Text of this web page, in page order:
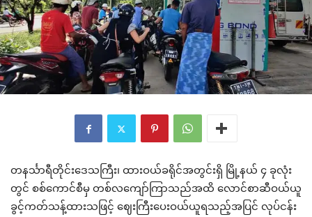
တနင်္သာရီတိုင်းဒေသကြီး၊ ထားဝယ်ခရိုင်အတွင်းရှိ မြို့နယ် ၄ ခုလုံး
တွင် စစ်ကောင်စီမှ တစ်လကျော်ကြာသည်အထိ လောင်စာဆီဝယ်ယူ
ခွင့်ကတ်သန့်ထားသဖြင့် ဈေးကြီးပေးဝယ်ယူရသည့်အပြင် လုပ်ငန်း